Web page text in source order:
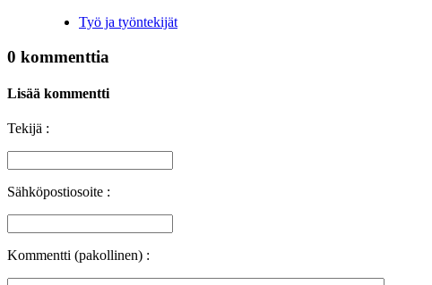
Työ ja työntekijät
0 kommenttia
Lisää kommentti
Tekijä :
Sähköpostiosoite :
Kommentti (pakollinen) :